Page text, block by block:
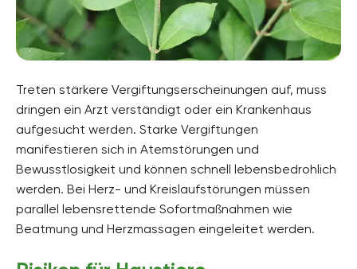
Treten stärkere Vergiftungserscheinungen auf, muss
dringen ein Arzt verständigt oder ein Krankenhaus
aufgesucht werden. Starke Vergiftungen
manifestieren sich in Atemstörungen und
Bewusstlosigkeit und können schnell lebensbedrohlich
werden. Bei Herz- und Kreislaufstörungen müssen
parallel lebensrettende Sofortmaßnahmen wie
Beatmung und Herzmassagen eingeleitet werden.